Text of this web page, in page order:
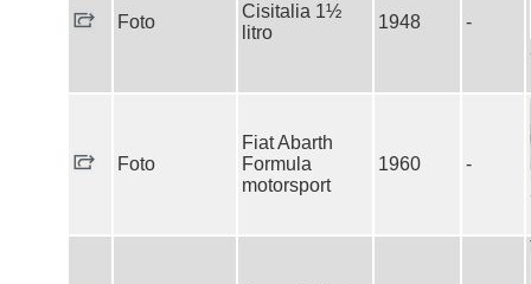
Foto
Cisitalia 1½
litro
1948
-
Foto
Fiat Abarth
Formula
motorsport
1960
-